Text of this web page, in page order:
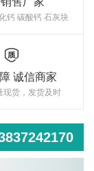
钙 碳酸钙 石灰块

诚信商家
现货，发货及时